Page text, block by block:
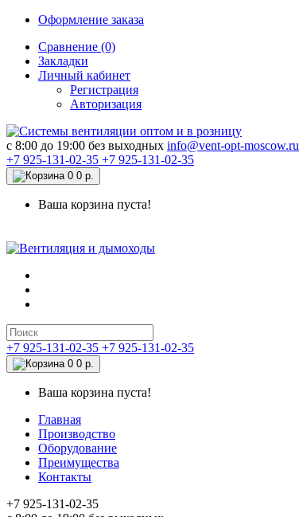
Оформление заказа
Сравнение (0)
Закладки
Личный кабинет
Регистрация
Авторизация
c 8:00 до 19:00 без выходных info@vent-opt-moscow.ru
+7 925-131-02-35 +7 925-131-02-35
0 0 р.
Ваша корзина пуста!
+7 925-131-02-35 +7 925-131-02-35
0 0 р.
Ваша корзина пуста!
Главная
Производство
Оборудование
Преимущества
Контакты
+7 925-131-02-35